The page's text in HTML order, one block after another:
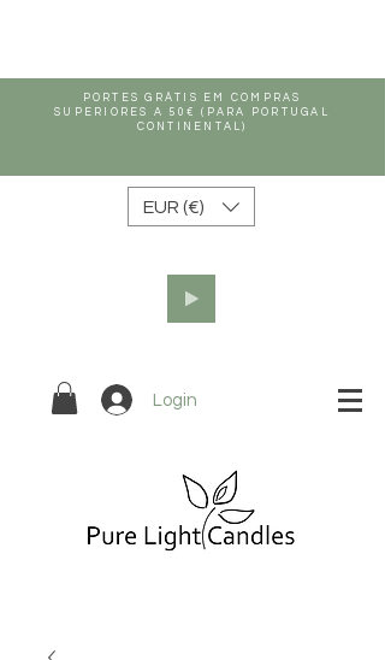
PORTES GRÁTIS EM COMPRAS
SUPERIORES A 50€ (PARA PORTUGAL
CONTINENTAL)
EUR (€)
Login